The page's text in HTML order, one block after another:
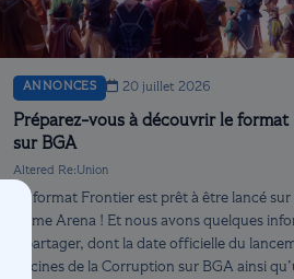
ANNONCES 20 juillet 2026
Préparez-vous à découvrir le
sur BGA
Altered Re:Union
Le format Frontier est prêt à être lancé
Game Arena ! Et nous avons quelques
à partager, dont la date officielle du
Racines de la Corruption sur BGA ainsi